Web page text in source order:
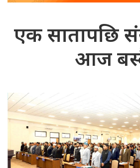
एक सातापछि
आज